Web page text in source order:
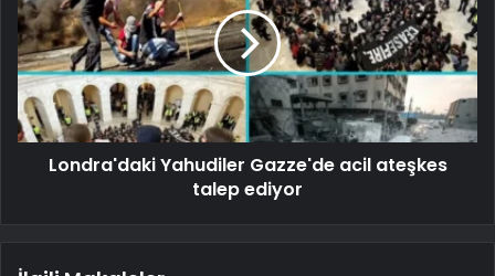
Londra'daki Yahudiler Gazze'de acil ateşkes
talep ediyor